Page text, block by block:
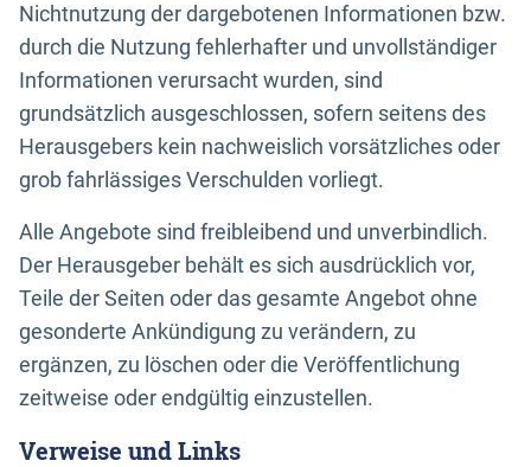
Nichtnutzung der dargebotenen Informationen bzw.
durch die Nutzung fehlerhafter und unvollständiger
Informationen verursacht wurden, sind
grundsätzlich ausgeschlossen, sofern seitens des
Herausgebers kein nachweislich vorsätzliches oder
grob fahrlässiges Verschulden vorliegt.
Alle Angebote sind freibleibend und unverbindlich.
Der Herausgeber behält es sich ausdrücklich vor,
Teile der Seiten oder das gesamte Angebot ohne
gesonderte Ankündigung zu verändern, zu
ergänzen, zu löschen oder die Veröffentlichung
zeitweise oder endgültig einzustellen.
Verweise und Links